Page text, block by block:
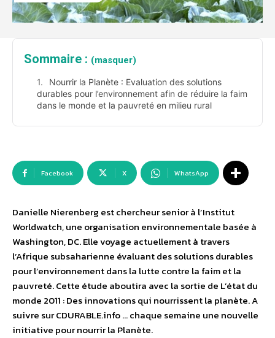
Sommaire : (masquer)
Nourrir la Planète : Evaluation des solutions
durables pour l’environnement afin de réduire la faim
dans le monde et la pauvreté en milieu rural
Facebook X WhatsApp
Danielle Nierenberg est chercheur senior à l’Institut
Worldwatch, une organisation environnementale basée à
Washington, DC. Elle voyage actuellement à travers
l’Afrique subsaharienne évaluant des solutions durables
pour l’environnement dans la lutte contre la faim et la
pauvreté. Cette étude aboutira avec la sortie de L’état du
monde 2011 : Des innovations qui nourrissent la planète. A
suivre sur CDURABLE.info … chaque semaine une nouvelle
initiative pour nourrir la Planète.